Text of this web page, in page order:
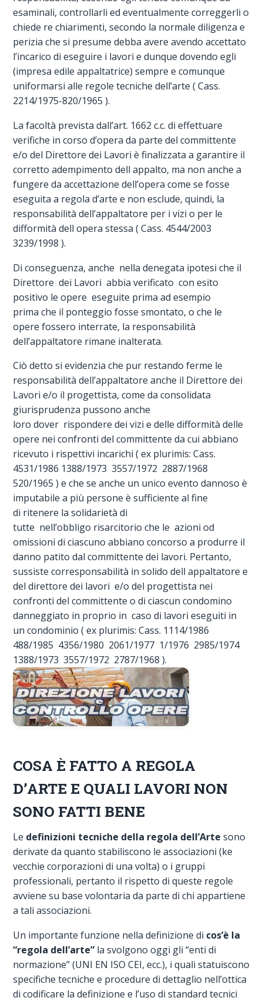
esaminali, controllarli ed eventualmente correggerli o
chiede re chiarimenti, secondo la normale diligenza e
perizia che si presume debba avere avendo accettato
l’incarico di eseguire i lavori e dunque dovendo egli
(impresa edile appaltatrice) sempre e comunque
uniformarsi alle regole tecniche dell’arte ( Cass.
2214/1975-820/1965 ).
La facoltà prevista dall’art. 1662 c.c. di effettuare
verifiche in corso d’opera da parte del committente
e/o del Direttore dei Lavori è finalizzata a garantire il
corretto adempimento dell appalto, ma non anche a
fungere da accettazione dell’opera come se fosse
eseguita a regola d’arte e non esclude, quindi, la
responsabilità dell’appaltatore per i vizi o per le
difformità dell opera stessa ( Cass. 4544/2003 
3239/1998 ).
Di conseguenza, anche nella denegata ipotesi che il
Direttore dei Lavori abbia verificato con esito
positivo le opere eseguite prima ad esempio
prima che il ponteggio fosse smontato, o che le
opere fossero interrate, la responsabilità
dell’appaltatore rimane inalterata.
Ciò detto si evidenzia che pur restando ferme le
responsabilità dell’appaltatore anche il Direttore dei
Lavori e/o il progettista, come da consolidata
giurisprudenza pussono anche
loro dover rispondere dei vizi e delle difformità delle
opere nei confronti del committente da cui abbiano
ricevuto i rispettivi incarichi ( ex plurimis: Cass.
4531/1986 1388/1973  3557/1972  2887/1968 
520/1965 ) e che se anche un unico evento dannoso è
imputabile a più persone è sufficiente al fine
di ritenere la solidarietà di
tutte nell’obbligo risarcitorio che le azioni od
omissioni di ciascuno abbiano concorso a produrre il
danno patito dal committente dei lavori. Pertanto,
sussiste corresponsabilità in solido dell appaltatore e
del direttore dei lavori e/o del progettista nei
confronti del committente o di ciascun condomino
danneggiato in proprio in caso di lavori eseguiti in
un condominio ( ex plurimis: Cass. 1114/1986 
488/1985  4356/1980  2061/1977  1/1976  2985/1974 
1388/1973  3557/1972  2787/1968 ).
COSA È FATTO A REGOLA
D’ARTE E QUALI LAVORI NON
SONO FATTI BENE
Le definizioni tecniche della regola dell’Arte sono
derivate da quanto stabiliscono le associazioni (ke
vecchie corporazioni di una volta) o i gruppi
professionali, pertanto il rispetto di queste regole
avviene su base volontaria da parte di chi appartiene
a tali associazioni.
Un importante funzione nella definizione di cos’è la
“regola dell’arte” la svolgono oggi gli “enti di
normazione” (UNI EN ISO CEI, ecc.), i quali statuiscono
specifiche tecniche e procedure di dettaglio nell’ottica
di codificare la definizione e l’uso di standard tecnici